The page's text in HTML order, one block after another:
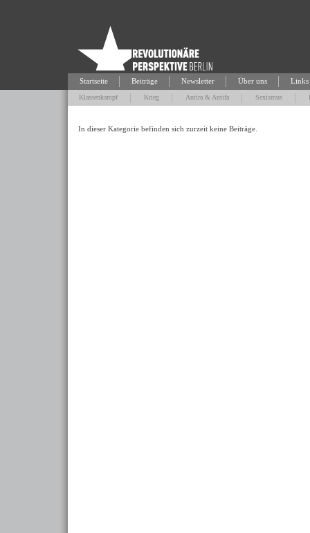
Startseite Beiträge Newsletter Über uns Links
Klassenkampf Krieg Antira & Antifa Sexismus
In dieser Kategorie befinden sich zurzeit keine Beiträge.